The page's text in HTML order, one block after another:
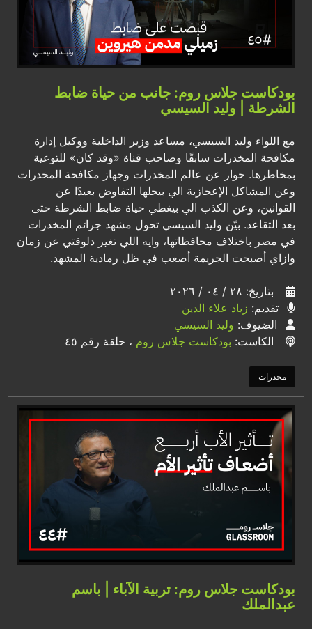
بودكاست جلاس روم: جانب من حياة ضابط
الشرطة | وليد السيسي
مع اللواء وليد السيسي، مساعد وزير الداخلية ووكيل إدارة
مكافحة المخدرات سابقًا وصاحب قناة «وقد كان» للتوعية
بمخاطرها. حوار عن عالم المخدرات وجهاز مكافحة المخدرات
وعن المشاكل الإعجازية الي بيحلها التفاوض بعيدًا عن
القوانين، وعن الكذب الي بيغطي حياة ضابط الشرطة حتى
بعد التقاعد. بيّن وليد السيسي تحول مشهد جرائم المخدرات
في مصر باختلاف محافظاتها، وايه اللي تغير دلوقتي عن زمان
وازاي أصبحت الجريمة أصعب في ظل رمادية المشهد.
بتاريخ: ٢٨ / ٠٤ / ٢٠٢٦
تقديم: زياد علاء الدين
الضيوف: وليد السيسي
الكاست: بودكاست جلاس روم ، حلقة رقم ٤٥
مخدرات
بودكاست جلاس روم: تربية الآباء | باسم
عبدالملك